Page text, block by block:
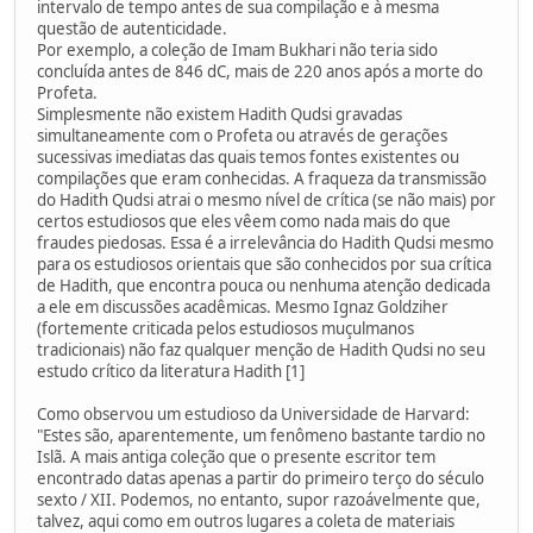
intervalo de tempo antes de sua compilação e à mesma
questão de autenticidade.
Por exemplo, a coleção de Imam Bukhari não teria sido
concluída antes de 846 dC, mais de 220 anos após a morte do
Profeta.
Simplesmente não existem Hadith Qudsi gravadas
simultaneamente com o Profeta ou através de gerações
sucessivas imediatas das quais temos fontes existentes ou
compilações que eram conhecidas. A fraqueza da transmissão
do Hadith Qudsi atrai o mesmo nível de crítica (se não mais) por
certos estudiosos que eles vêem como nada mais do que
fraudes piedosas. Essa é a irrelevância do Hadith Qudsi mesmo
para os estudiosos orientais que são conhecidos por sua crítica
de Hadith, que encontra pouca ou nenhuma atenção dedicada
a ele em discussões acadêmicas. Mesmo Ignaz Goldziher
(fortemente criticada pelos estudiosos muçulmanos
tradicionais) não faz qualquer menção de Hadith Qudsi no seu
estudo crítico da literatura Hadith [1]
Como observou um estudioso da Universidade de Harvard:
"Estes são, aparentemente, um fenômeno bastante tardio no
Islã. A mais antiga coleção que o presente escritor tem
encontrado datas apenas a partir do primeiro terço do século
sexto / XII. Podemos, no entanto, supor razoávelmente que,
talvez, aqui como em outros lugares a coleta de materiais